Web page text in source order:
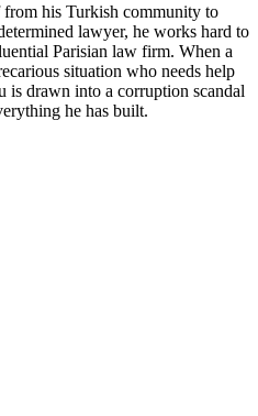
his Turkish community to
lawyer, he works hard to
Parisian law firm. When a
situation who needs help
is drawn into a corruption scandal
he has built.